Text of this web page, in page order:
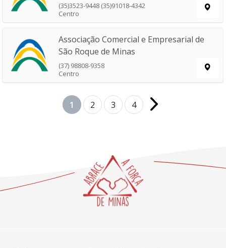
(35)3523-9448 (35)91018-4342
Centro
Associação Comercial e Empresarial de
São Roque de Minas
(37) 98808-9358
Centro
1 2 3 4